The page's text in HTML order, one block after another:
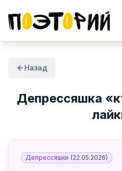
Назад
Депрессяшка «
Депрессяшки (22.05.2026)